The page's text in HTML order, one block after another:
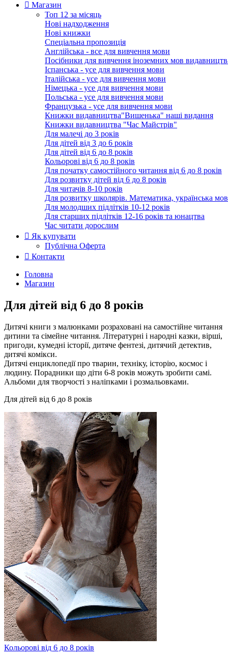
Магазин
Топ 12 за місяць
Нові надходження
Нові книжки
Спеціальна пропозиція
Англійська - все для вивчення мови
Посібники для вивчення іноземних мов
Іспанська - усе для вивчення мови
Італійська - усе для вивчення мови
Німецька - усе для вивчення мови
Польська - усе для вивчення мови
Французька - усе для вивчення мови
Книжки видавництва"Вишенька" наші видання
Книжки видавництва "Час Майстрів"
Для малечі до 3 років
Для дітей від 3 до 6 років
Для дітей від 6 до 8 років
Кольорові від 6 до 8 років
Для початку самостійного читання від 6 до 8 років
Для розвитку дітей від 6 до 8 років
Для читачів 8-10 років
Для розвитку школярів. Математика, українська
Для молодших підлітків 10-12 років
Для старших підлітків 12-16 років та юнацтва
Час читати дорослим
Як купувати
Публічна Оферта
Контакти
Головна
Магазин
Для дітей від 6 до 8 років
Дитячі книги з малюнками розраховані на самостійне читання
дитини та сімейне читання. Літературні і народні казки, вірші,
пригоди, кумедні історії, дитяче фентезі, дитячий детектив,
дитячі комікси.
Дитячі енциклопедії про тварин, техніку, історію, космос і
людину. Порадники що діти 6-8 років можуть зробити самі.
Альбоми для творчості з наліпками і розмальовками.
Для дітей від 6 до 8 років
Кольорові від 6 до 8 років